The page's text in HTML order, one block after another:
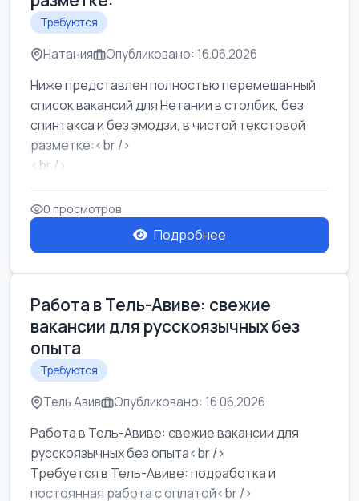
Требуются
Натания Опубликовано: 16.06.2026
Ниже представлен полностью перемешанный
список вакансий для Нетании в столбик, без
спинтакса и без эмодзи, в чистой текстовой
разметке:<br />
<br />
Работа в Нетании на мебельном производстве:
требу...
0 просмотров
Подробнее
Работа в Тель-Авиве: свежие
вакансии для русскоязычных без
опыта
Требуются
Тель Авив Опубликовано: 16.06.2026
Работа в Тель-Авиве: свежие вакансии для
русскоязычных без опыта<br />
Требуется в Тель-Авиве: подработка и
постоянная работа с оплатой<br />